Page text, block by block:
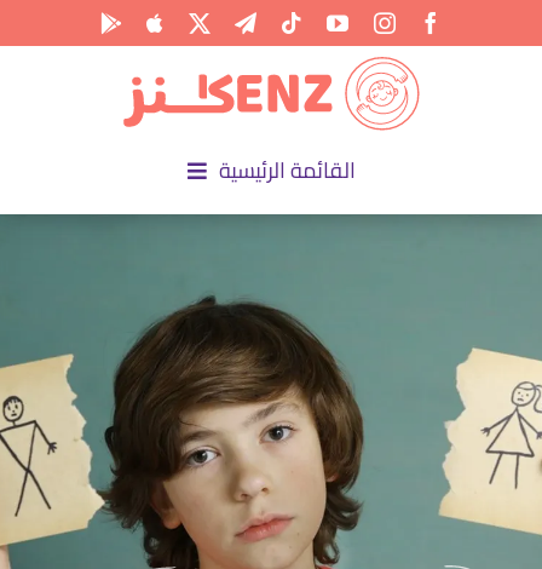
القائمة الرئيسية
الأكاديمية
الأنشطة
المناسبات
المقالات